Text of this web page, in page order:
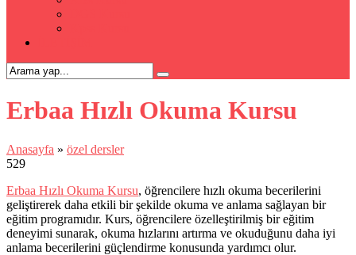
Erbaa Hızlı Okuma Kursu
Anasayfa » özel dersler
529
Erbaa Hızlı Okuma Kursu, öğrencilere hızlı okuma becerilerini
geliştirerek daha etkili bir şekilde okuma ve anlama sağlayan bir
eğitim programıdır. Kurs, öğrencilere özelleştirilmiş bir eğitim
deneyimi sunarak, okuma hızlarını artırma ve okuduğunu daha iyi
anlama becerilerini güçlendirme konusunda yardımcı olur.